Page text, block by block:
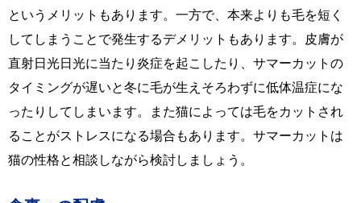
というメリットもあります。一方で、本来よりも毛を短く
してしまうことで発生するデメリットもあります。皮膚が
直射日光日光に当たり炎症を起こしたり、サマーカットの
タイミングが遅いと冬に毛が生えそろわずに低体温症にな
ったりしてしまいます。また猫によっては毛をカットされ
ることがストレスになる場合もあります。サマーカットは
猫の性格と相談しながら検討しましょう。